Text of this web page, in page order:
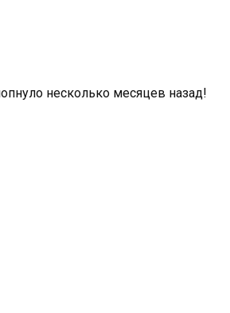
несколько месяцев назад!